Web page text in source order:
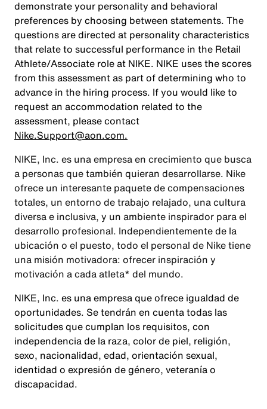
demonstrate your personality and behavioral
preferences by choosing between statements. The
questions are directed at personality characteristics
that relate to successful performance in the Retail
Athlete/Associate role at NIKE. NIKE uses the scores
from this assessment as part of determining who to
advance in the hiring process. If you would like to
request an accommodation related to the
assessment, please contact
Nike.Support@aon.com.
NIKE, Inc. es una empresa en crecimiento que busca
a personas que también quieran desarrollarse. Nike
ofrece un interesante paquete de compensaciones
totales, un entorno de trabajo relajado, una cultura
diversa e inclusiva, y un ambiente inspirador para el
desarrollo profesional. Independientemente de la
ubicación o el puesto, todo el personal de Nike tiene
una misión motivadora: ofrecer inspiración y
motivación a cada atleta* del mundo.
NIKE, Inc. es una empresa que ofrece igualdad de
oportunidades. Se tendrán en cuenta todas las
solicitudes que cumplan los requisitos, con
independencia de la raza, color de piel, religión,
sexo, nacionalidad, edad, orientación sexual,
identidad o expresión de género, veteranía o
discapacidad.